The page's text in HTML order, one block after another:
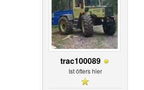
trac100089
Ist öfters hier